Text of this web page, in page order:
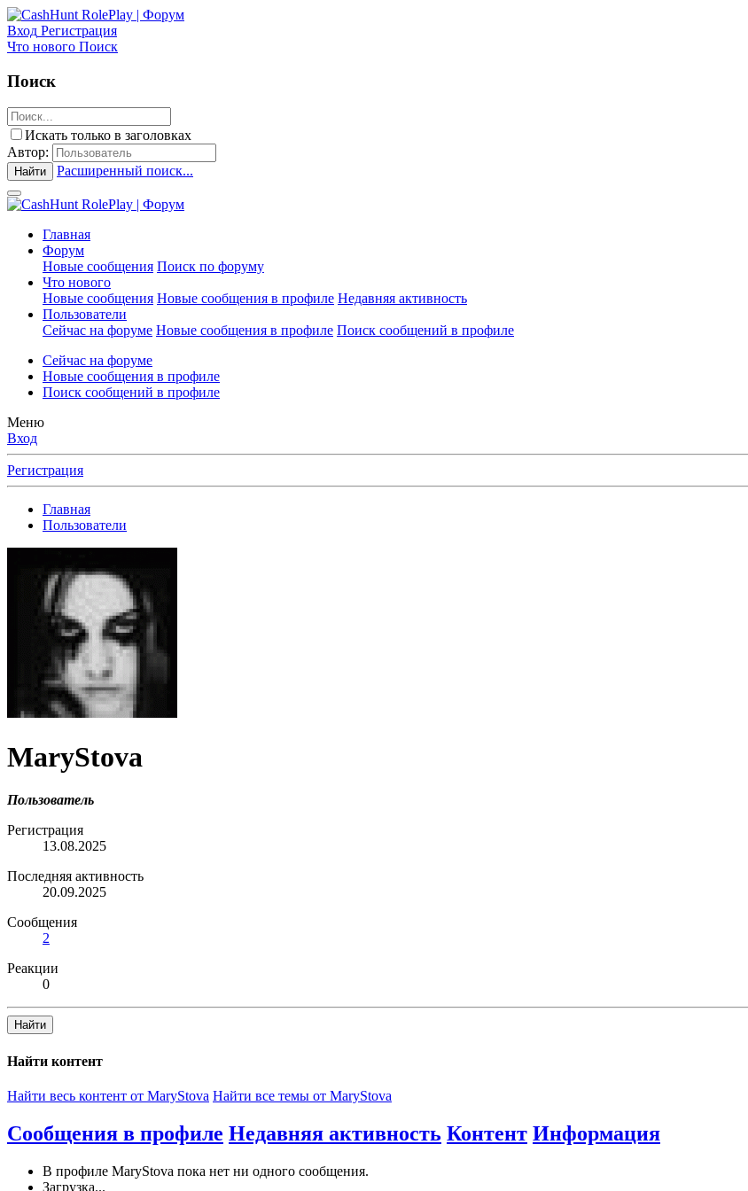
Вход Регистрация
Что нового Поиск
Поиск
Искать только в заголовках
Автор:
Найти Расширенный поиск...
Главная
Форум
Новые сообщения Поиск по форуму
Что нового
Новые сообщения Новые сообщения в профиле Недавняя активность
Пользователи
Сейчас на форуме Новые сообщения в профиле Поиск сообщений в профиле
Сейчас на форуме
Новые сообщения в профиле
Поиск сообщений в профиле
Меню
Вход
Регистрация
Главная
Пользователи
MaryStova
Пользователь
Регистрация
13.08.2025
Последняя активность
20.09.2025
Сообщения
2
Реакции
0
Найти
Найти контент
Найти весь контент от MaryStova Найти все темы от MaryStova
Сообщения в профиле Недавняя активность Контент Информация
В профиле MaryStova пока нет ни одного сообщения.
Загрузка...